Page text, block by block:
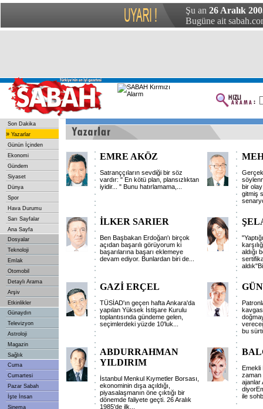
Şu an 26 Aralık
Bugüne ait
Son Dakika
» Yazarlar
Günün İçinden
Ekonomi
Gündem
Siyaset
Dünya
Spor
Hava Durumu
Sarı Sayfalar
Ana Sayfa
Dosyalar
Teknoloji
Emlak
Otomobil
Detaylı Arama
Arşiv
Etkinlikler
Günaydın
Televizyon
Astroloji
Magazin
Sağlık
Cuma
Cumartesi
Pazar Sabah
İşte İnsan
Sinema
EMRE AKÖZ
Satranççıların sevdiği bir söz
vardır: " En kötü plan, plansızlıktan
iyidir... " Bunu hatırlamama,...
bir olay
gitmiş
İLKER SARIER
Ben Başbakan Erdoğan'ı birçok
açıdan başarılı görüyorum ki
başarılarına başarı eklemeye
devam ediyor. Bunlardan biri de...
aldığı
GAZİ ERÇEL
TÜSİAD'ın geçen hafta Ankara'da
yapılan Yüksek İstişare Kurulu
toplantısında gündeme gelen,
seçimlerdeki yüzde 10'luk...
bu
ABDURRAHMAN
YILDIRIM
İstanbul Menkul Kıymetler Borsası,
ekonominin dışa açıldığı,
piyasalaşmanın öne çıktığı bir
dönemde faliyete geçti. 26 Aralık
1985'de ilk...
Emekli
zaman
ajanlar
ile